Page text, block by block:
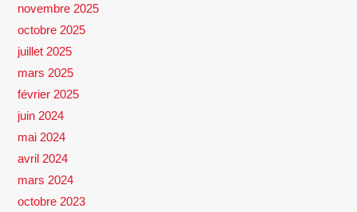
novembre 2025
octobre 2025
juillet 2025
mars 2025
février 2025
juin 2024
mai 2024
avril 2024
mars 2024
octobre 2023